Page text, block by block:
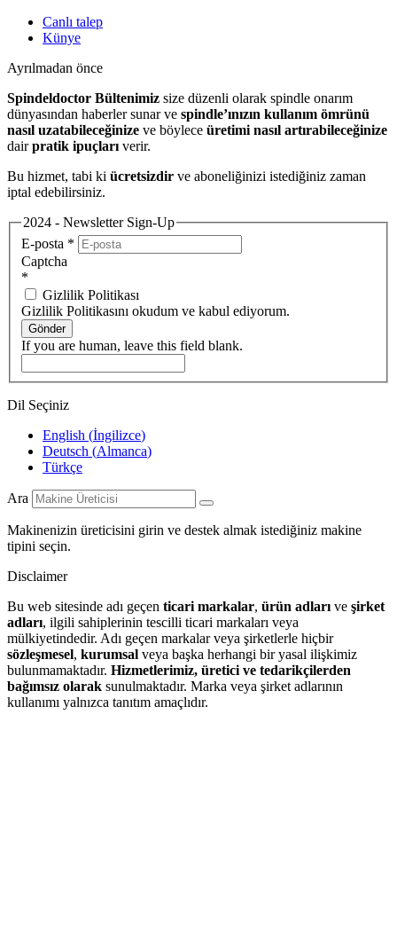
Canlı talep
Künye
Ayrılmadan önce
Spindeldoctor Bültenimiz size düzenli olarak spindle onarım
dünyasından haberler sunar ve spindle’ınızın kullanım ömrünü
nasıl uzatabileceğinize ve böylece üretimi nasıl artırabileceğinize
dairpratik ipuçları verir.
Bu hizmet, tabi ki ücretsizdir ve aboneliğinizi istediğiniz zaman
iptal edebilirsiniz.
2024 - Newsletter Sign-Up
E-posta *
Captcha
*
Gizlilik Politikası
Gizlilik Politikasını okudum ve kabul ediyorum.
Gönder
If you are human, leave this field blank.
Dil Seçiniz
English (İngilizce)
Deutsch (Almanca)
Türkçe
Ara
Makinenizin üreticisini girin ve destek almak istediğiniz makine
tipini seçin.
Disclaimer
Bu web sitesinde adı geçen ticari markalar, ürün adları ve şirket
adları, ilgili sahiplerinin tescilli ticari markaları veya
mülkiyetindedir. Adı geçen markalar veya şirketlerle hiçbir
sözleşmesel, kurumsal veya başka herhangi bir yasal ilişkimiz
bulunmamaktadır. Hizmetlerimiz, üretici ve tedarikçilerden
bağımsız olarak sunulmaktadır. Marka veya şirket adlarının
kullanımı yalnızca tanıtım amaçlıdır.